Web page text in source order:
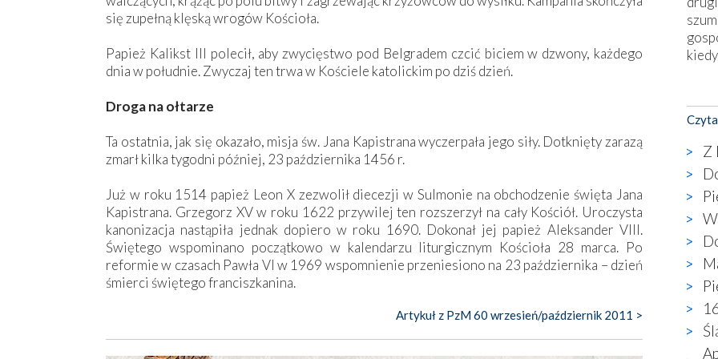
się zupełną klęską wrogów Kościoła.
Papież Kalikst III polecił, aby zwycięstwo pod Belgradem czcić biciem w dzwony, każdego
dnia w południe. Zwyczaj ten trwa w Kościele katolickim po dziś dzień.
Droga na ołtarze
Ta ostatnia, jak się okazało, misja św. Jana Kapistrana wyczerpała jego siły. Dotknięty zarazą
zmarł kilka tygodni później, 23 października 1456 r.
Już w roku 1514 papież Leon X zezwolił diecezji w Sulmonie na obchodzenie święta Jana
Kapistrana. Grzegorz XV w roku 1622 przywilej ten rozszerzył na cały Kościół. Uroczysta
kanonizacja nastąpiła jednak dopiero w roku 1690. Dokonał jej papież Aleksander VIII.
Świętego wspominano początkowo w kalendarzu liturgicznym Kościoła 28 marca. Po
reformie w czasach Pawła VI w 1969 wspomnienie przeniesiono na 23 października – dzień
śmierci świętego franciszkanina.
Artykuł z PzM 60 wrzesień/październik 2011 >
co
Z